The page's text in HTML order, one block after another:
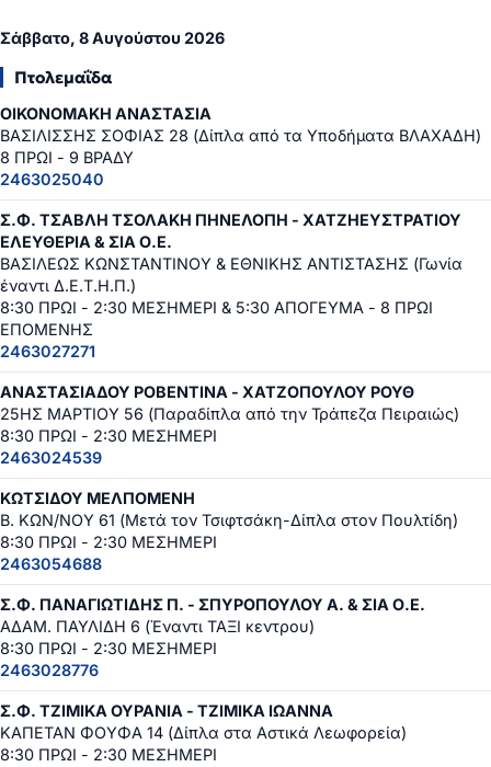
Σάββατο, 8 Αυγούστου 2026
Πτολεμαΐδα
ΟΙΚΟΝΟΜΑΚΗ ΑΝΑΣΤΑΣΙΑ
ΒΑΣΙΛΙΣΣΗΣ ΣΟΦΙΑΣ 28 (Δίπλα από τα Υποδήματα ΒΛΑΧΑΔΗ)
8 ΠΡΩΙ - 9 ΒΡΑΔΥ
2463025040
Σ.Φ. ΤΣΑΒΛΗ ΤΣΟΛΑΚΗ ΠΗΝΕΛΟΠΗ - ΧΑΤΖΗΕΥΣΤΡΑΤΙΟΥ
ΕΛΕΥΘΕΡΙΑ & ΣΙΑ Ο.Ε.
ΒΑΣΙΛΕΩΣ ΚΩΝΣΤΑΝΤΙΝΟΥ & ΕΘΝΙΚΗΣ ΑΝΤΙΣΤΑΣΗΣ (Γωνία
έναντι Δ.Ε.Τ.Η.Π.)
8:30 ΠΡΩΙ - 2:30 ΜΕΣΗΜΕΡΙ & 5:30 ΑΠΟΓΕΥΜΑ - 8 ΠΡΩΙ
ΕΠΟΜΕΝΗΣ
2463027271
ΑΝΑΣΤΑΣΙΑΔΟΥ ΡΟΒΕΝΤΙΝΑ - ΧΑΤΖΟΠΟΥΛΟΥ ΡΟΥΘ
25ΗΣ ΜΑΡΤΙΟΥ 56 (Παραδίπλα από την Τράπεζα Πειραιώς)
8:30 ΠΡΩΙ - 2:30 ΜΕΣΗΜΕΡΙ
2463024539
ΚΩΤΣΙΔΟΥ ΜΕΛΠΟΜΕΝΗ
Β. ΚΩΝ/ΝΟΥ 61 (Μετά τον Τσιφτσάκη-Δίπλα στον Πουλτίδη)
8:30 ΠΡΩΙ - 2:30 ΜΕΣΗΜΕΡΙ
2463054688
Σ.Φ. ΠΑΝΑΓΙΩΤΙΔΗΣ Π. - ΣΠΥΡΟΠΟΥΛΟΥ Α. & ΣΙΑ Ο.Ε.
ΑΔΑΜ. ΠΑΥΛΙΔΗ 6 (Έναντι ΤΑΞΙ κεντρου)
8:30 ΠΡΩΙ - 2:30 ΜΕΣΗΜΕΡΙ
2463028776
Σ.Φ. ΤΖΙΜΙΚΑ ΟΥΡΑΝΙΑ - ΤΖΙΜΙΚΑ ΙΩΑΝΝΑ
ΚΑΠΕΤΑΝ ΦΟΥΦΑ 14 (Δίπλα στα Αστικά Λεωφορεία)
8:30 ΠΡΩΙ - 2:30 ΜΕΣΗΜΕΡΙ